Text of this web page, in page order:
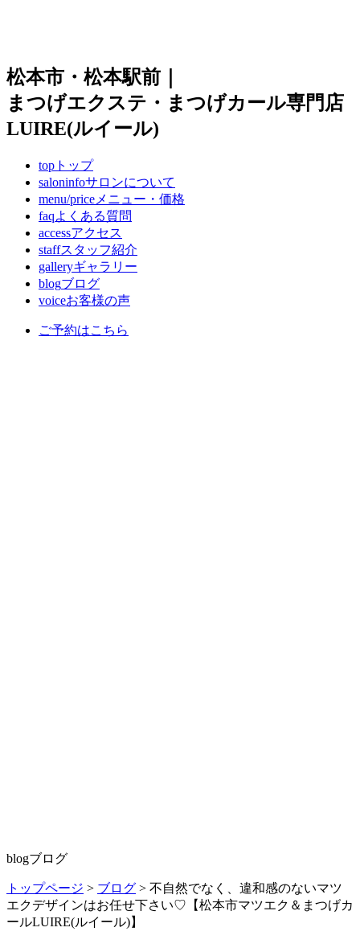
松本市・松本駅前｜
まつげエクステ・まつげカール専門店
LUIRE(ルイール)
top トップ
saloninfoサロンについて
menu/price メニュー・価格
faqよくある質問
accessアクセス
staffスタッフ紹介
galleryギャラリー
blogブログ
voiceお客様の声
ご予約はこちら
blogブログ
トップページ > ブログ > 不自然でなく、違和感のないマツ
エクデザインはお任せ下さい♡【松本市マツエク＆まつげカ
ールLUIRE(ルイール)】